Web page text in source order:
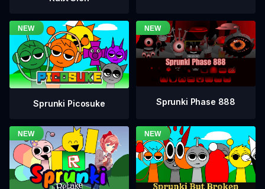
Sprunki Picosuke Sprunki Phase 888